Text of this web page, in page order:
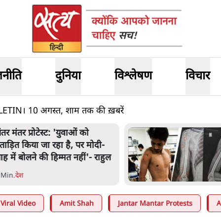
दुनिया विश्लेषण विचार
10 अगस्त, शाम तक की ख़बरें
मंतर प्रोटेस्ट: 'युवाओं को
किया जा रहा है, पर मोदी-
में बोलने की हिम्मत नहीं'- राहुल
.देश
Viral Video Amit Shah Jantar Mantar Protests